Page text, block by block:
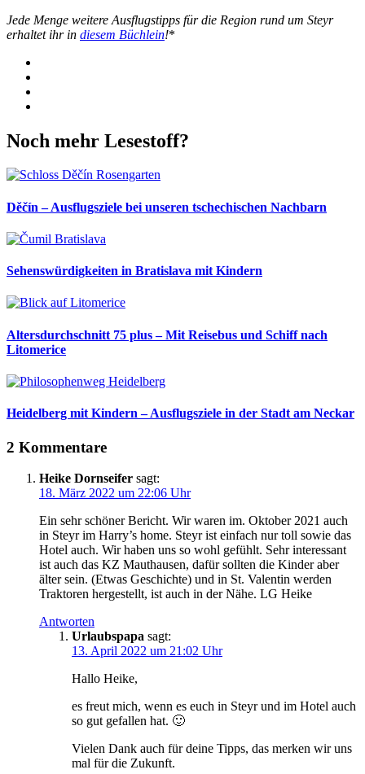
Jede Menge weitere Ausflugstipps für die Region rund um Steyr
erhaltet ihr in diesem Büchlein!*
Noch mehr Lesestoff?
Děčín – Ausflugsziele bei unseren tschechischen Nachbarn
Sehenswürdigkeiten in Bratislava mit Kindern
Altersdurchschnitt 75 plus – Mit Reisebus und Schiff nach
Litomerice
Heidelberg mit Kindern – Ausflugsziele in der Stadt am Neckar
2 Kommentare
Heike Dornseifer sagt:
18. März 2022 um 22:06 Uhr
Ein sehr schöner Bericht. Wir waren im. Oktober 2021 auch
in Steyr im Harry’s home. Steyr ist einfach nur toll sowie das
Hotel auch. Wir haben uns so wohl gefühlt. Sehr interessant
ist auch das KZ Mauthausen, dafür sollten die Kinder aber
älter sein. (Etwas Geschichte) und in St. Valentin werden
Traktoren hergestellt, ist auch in der Nähe. LG Heike
Antworten
Urlaubspapa sagt:
13. April 2022 um 21:02 Uhr
Hallo Heike,
es freut mich, wenn es euch in Steyr und im Hotel auch
so gut gefallen hat. 🙂
Vielen Dank auch für deine Tipps, das merken wir uns
mal für die Zukunft.